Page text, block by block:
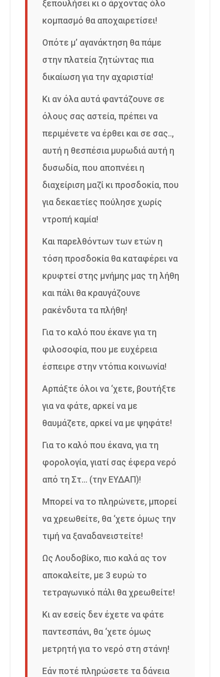
ξεπουλήσει κι ο άρχοντας όλο
κομπασμό θα αποχαιρετίσει!
Οπότε μ’ αγανάκτηση θα πάμε
στην πλατεία ζητώντας πια
δικαίωση για την αχαριστία!
Κι αν όλα αυτά φαντάζουνε σε
όλους σας αστεία, πρέπει να
περιμένετε να έρθει και σε σας..,
αυτή η θεσπέσια μυρωδιά αυτή η
δυσωδία, που αποπνέει η
διαχείριση μαζί κι προσδοκία, που
για δεκαετίες πούλησε χωρίς
ντροπή καμία!
Και παρελθόντων των ετών η
τόση προσδοκία θα καταφέρει να
κρυφτεί στης μνήμης μας τη λήθη
και πάλι θα κραυγάζουνε
ρακένδυτα τα πλήθη!
Για το καλό που έκανε για τη
φιλοσοφία, που με ευχέρεια
έσπειρε στην ντόπια κοινωνία!
Αρπάξτε όλοι να ‘χετε, βουτήξτε
για να φάτε, αρκεί να με
θαυμάζετε, αρκεί να με ψηφάτε!
Για το καλό που έκανα, για τη
φορολογία, γιατί σας έφερα νερό
από τη Στ… (την ΕΥΔΑΠ)!
Μπορεί να το πληρώνετε, μπορεί
να χρεωθείτε, θα ‘χετε όμως την
τιμή να ξαναδανειστείτε!
Ως Λουδοβίκο, πιο καλά ας τον
αποκαλείτε, με 3 ευρώ το
τετραγωνικό πάλι θα χρεωθείτε!
Κι αν εσείς δεν έχετε να φάτε
παντεσπάνι, θα ‘χετε όμως
μετρητή για το νερό στη στάνη!
Εάν ποτέ πληρώσετε τα δάνεια